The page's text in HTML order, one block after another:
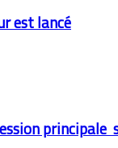
est lancé
principale